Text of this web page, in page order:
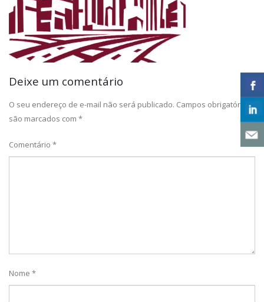
Deixe um comentário
O seu endereço de e-mail não será publicado. Campos obrigatórios
são marcados com *
Comentário *
Nome *